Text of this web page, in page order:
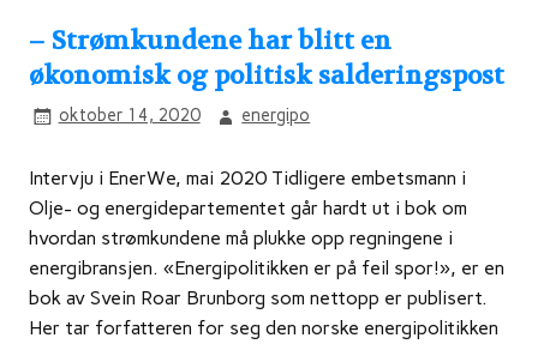
– Strømkundene har blitt en
økonomisk og politisk salderingspost
oktober 14, 2020 energipo
Intervju i EnerWe, mai 2020 Tidligere embetsmann i
Olje- og energidepartementet går hardt ut i bok om
hvordan strømkundene må plukke opp regningene i
energibransjen. «Energipolitikken er på feil spor!», er en
bok av Svein Roar Brunborg som nettopp er publisert.
Her tar forfatteren for seg den norske energipolitikken